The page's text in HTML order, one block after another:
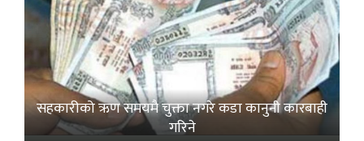
सहकारीको ऋण समयमै चुक्ता नगरे कडा कानुनी कारबाही
गरिने